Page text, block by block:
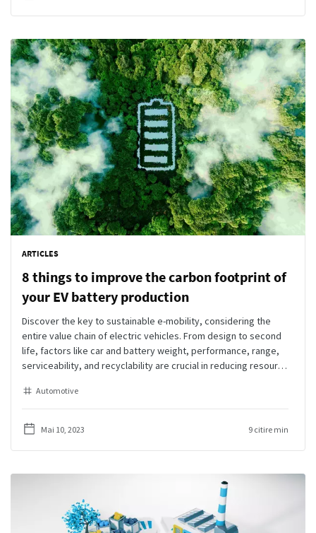
ARTICLES
8 things to improve the carbon footprint of
your EV battery production
Discover the key to sustainable e-mobility, considering the
entire value chain of electric vehicles. From design to second
life, factors like car and battery weight, performance, range,
serviceability, and recyclability are crucial in reducing resource
material and energy consumption on e-mobility's carbon
footprint. Join us in embracing a comprehensive approach to
e-vehicle sustainability for a greener future.
Automotive
Mai 10, 2023 9 citire min